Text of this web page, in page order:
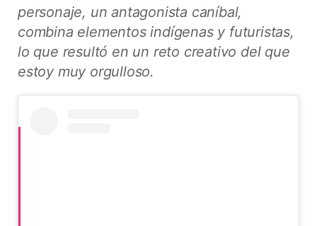
personaje, un antagonista caníbal,
combina elementos indígenas y futuristas,
lo que resultó en un reto creativo del que
estoy muy orgulloso.